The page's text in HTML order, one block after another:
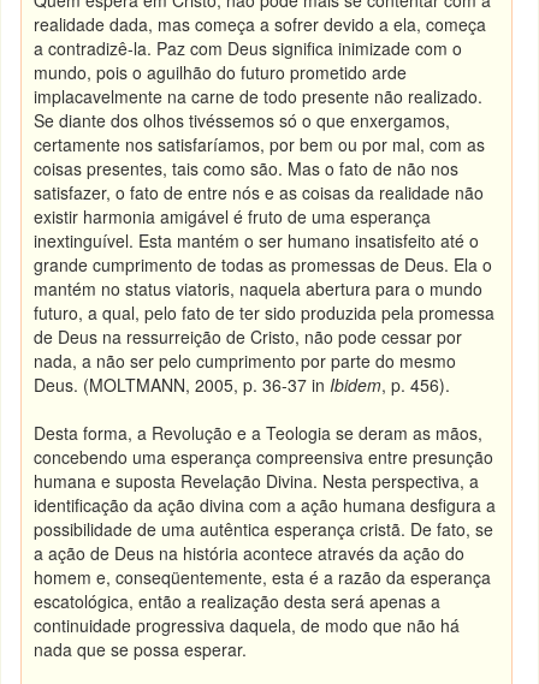
realidade dada, mas começa a sofrer devido a ela, começa
a contradizê-la. Paz com Deus significa inimizade com o
mundo, pois o aguilhão do futuro prometido arde
implacavelmente na carne de todo presente não realizado.
Se diante dos olhos tivéssemos só o que enxergamos,
certamente nos satisfaríamos, por bem ou por mal, com as
coisas presentes, tais como são. Mas o fato de não nos
satisfazer, o fato de entre nós e as coisas da realidade não
existir harmonia amigável é fruto de uma esperança
inextinguível. Esta mantém o ser humano insatisfeito até o
grande cumprimento de todas as promessas de Deus. Ela o
mantém no status viatoris, naquela abertura para o mundo
futuro, a qual, pelo fato de ter sido produzida pela promessa
de Deus na ressurreição de Cristo, não pode cessar por
nada, a não ser pelo cumprimento por parte do mesmo
Deus. (MOLTMANN, 2005, p. 36-37 inIbidem, p. 456).
Desta forma, a Revolução e a Teologia se deram as mãos,
concebendo uma esperança compreensiva entre presunção
humana e suposta Revelação Divina. Nesta perspectiva, a
identificação da ação divina com a ação humana desfigura a
possibilidade de uma autêntica esperança cristã. De fato, se
a ação de Deus na história acontece através da ação do
homem e, conseqüentemente, esta é a razão da esperança
escatológica, então a realização desta será apenas a
continuidade progressiva daquela, de modo que não há
nada que se possa esperar.